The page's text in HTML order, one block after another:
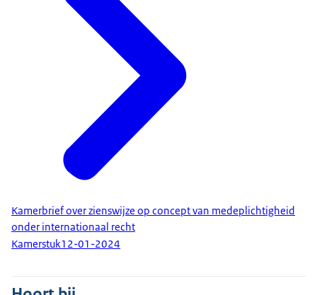
Kamerbrief over zienswijze op concept van medeplichtigheid
onder internationaal recht
Kamerstuk12-01-2024